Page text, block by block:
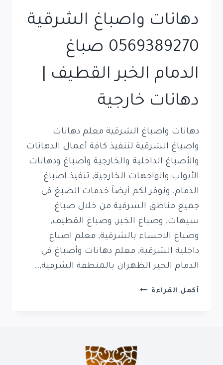
دهانات واصباغ الشرقية
0569389270 صباغ
الدمام الخبر القطيف |
دهانات خارجية
دهانات واصباغ الشرقية معلم دهانات
واصباغ الشرقية لتنفيذ كافة أعمال الدهانات
والأصباغ الداخلية والخارجية وأصباغ ودهانات
الأبواب والواجهات الخارجية, تنفيذ اصباغ
الدمام, ونوفر لكم أيضاً خدمات الصبغ في
جميع مناطق الشرقية من خلال صباغ
سيهات, وصباغ الخبر, وصباغ القطيف,
وصباغ الاحساء بالشرقية, معلم اصباغ
داخلية الشرقية, معلم دهانات وأصباغ في
الدمام الخبر الظهران بالمنطقة الشرقية,…
أكمل القراءة دهانات
الدمام
الخبر